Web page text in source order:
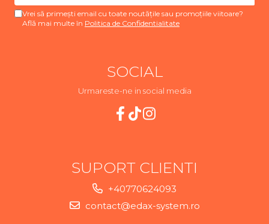
Vrei să primești email cu toate noutățile sau promoțiile viitoare?
Află mai multe în Politica de Confidentialitate
SOCIAL
Urmareste-ne in social media
SUPORT CLIENTI
+40770624093
contact@edax-system.ro